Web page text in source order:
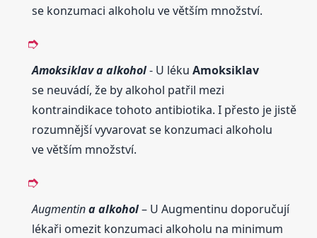
se konzumaci alkoholu ve větším množství.
Amoksiklava alkohol- U lékuAmoksiklav
se neuvádí, že by alkohol patřil mezi
kontraindikace tohoto antibiotika. I přesto je jistě
rozumnější vyvarovat se konzumaci alkoholu
ve větším množství.
Augmentina alkohol– U Augmentinu doporučují
lékaři omezit konzumaci alkoholu na minimum